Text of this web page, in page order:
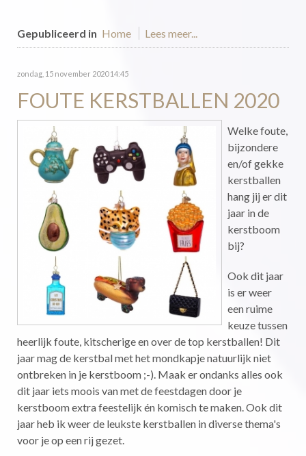
Gepubliceerd in Home Lees meer...
zondag, 15 november 2020 14:45
FOUTE KERSTBALLEN 2020
Welke foute,
bijzondere
en/of gekke
kerstballen
hang jij er dit
jaar in de
kerstboom
bij?
Ook dit jaar
is er weer
een ruime
keuze tussen
heerlijk foute, kitscherige en over de top kerstballen! Dit
jaar mag de kerstbal met het mondkapje natuurlijk niet
ontbreken in je kerstboom ;-). Maak er ondanks alles ook
dit jaar iets moois van met de feestdagen door je
kerstboom extra feestelijk én komisch te maken. Ook dit
jaar heb ik weer de leukste kerstballen in diverse thema's
voor je op een rij gezet.